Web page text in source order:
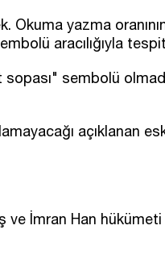
Okuma yazma
aracılığıyla
sopası" sembolü
açıklanan
ve İmran Han